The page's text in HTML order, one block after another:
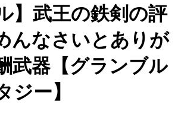
】武王の鉄剣の評
んなさいとありが
武器【グランブル
ジー】